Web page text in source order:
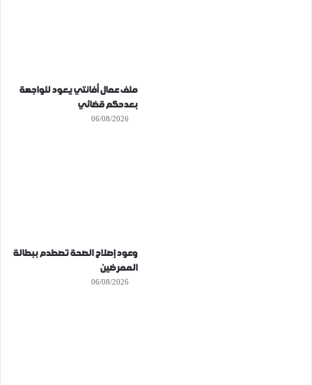
ملف عمال أفانتي يعود للواجهة
بعدحكم قضائي
06/08/2026
وعود إصلاح الصحة تصطدم ببطالة
الممرضين
06/08/2026